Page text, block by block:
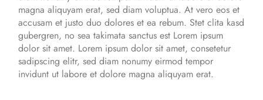
magna aliquyam erat, sed diam voluptua. At vero eos et
accusam et justo duo dolores et ea rebum. Stet clita kasd
gubergren, no sea takimata sanctus est Lorem ipsum
dolor sit amet. Lorem ipsum dolor sit amet, consetetur
sadipscing elitr, sed diam nonumy eirmod tempor
invidunt ut labore et dolore magna aliquyam erat.